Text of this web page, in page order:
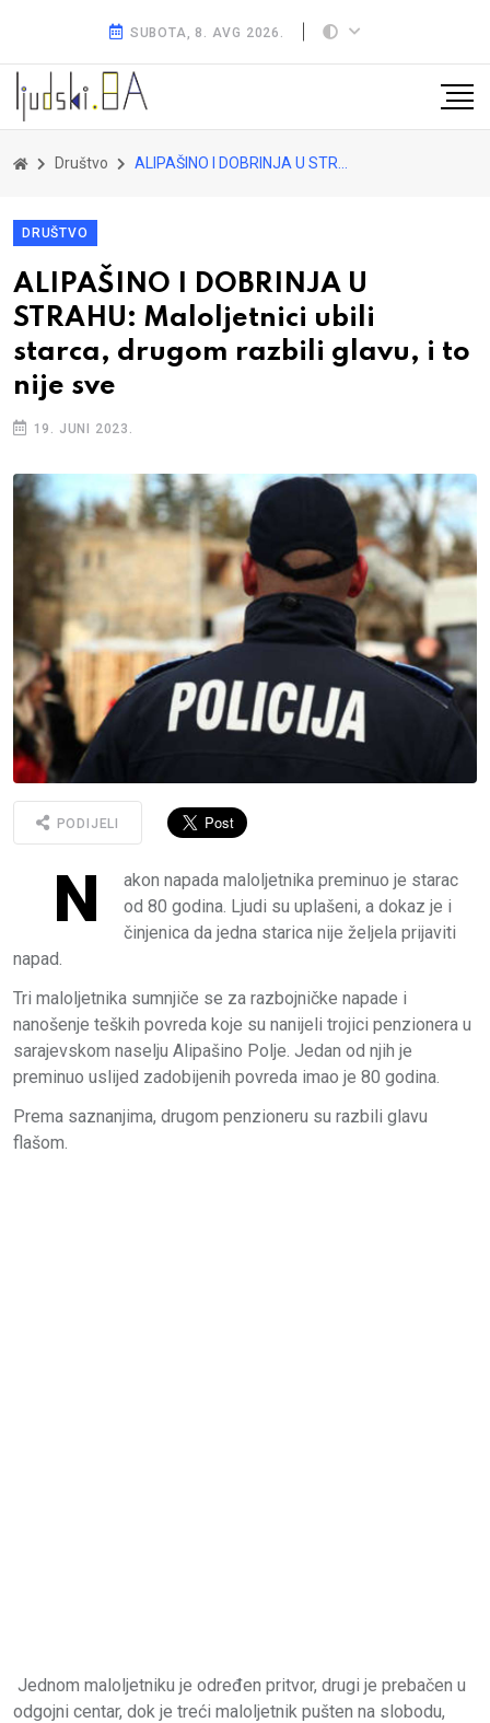
SUBOTA, 8. AVG 2026.
Društvo ALIPAŠINO I DOBRINJA U STRAHU: Maloljetnici ubili starca, drugom razbili glavu, i to nije sve
DRUŠTVO
ALIPAŠINO I DOBRINJA U
STRAHU: Maloljetnici ubili
starca, drugom razbili glavu, i to
nije sve
19. JUNI 2023.
PODIJELI
N
akon napada maloljetnika preminuo je starac
od 80 godina. Ljudi su uplašeni, a dokaz je i
činjenica da jedna starica nije željela prijaviti
napad.
Tri maloljetnika sumnjiče se za razbojničke napade i
nanošenje teških povreda koje su nanijeli trojici penzionera u
sarajevskom naselju Alipašino Polje. Jedan od njih je
preminuo uslijed zadobijenih povreda imao je 80 godina.
Prema saznanjima, drugom penzioneru su razbili glavu
flašom.
Jednom maloljetniku je određen pritvor, drugi je prebačen u
odgojni centar, dok je treći maloljetnik pušten na slobodu,